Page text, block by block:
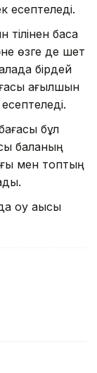
есептеледі.
басқа
өзге де шет
бірдей
ағылшын
бұл
баланың
мен топтың
оқу ақысы